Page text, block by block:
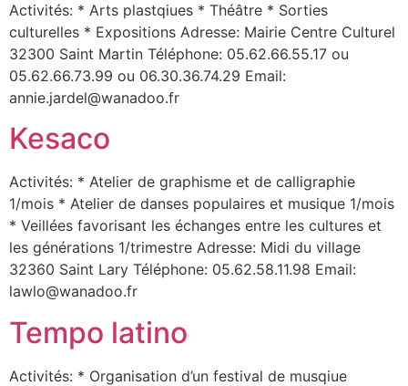
Activités: * Arts plastqiues * Théâtre * Sorties
culturelles * Expositions Adresse: Mairie Centre Culturel
32300 Saint Martin Téléphone: 05.62.66.55.17 ou
05.62.66.73.99 ou 06.30.36.74.29 Email:
annie.jardel@wanadoo.fr
Kesaco
Activités: * Atelier de graphisme et de calligraphie
1/mois * Atelier de danses populaires et musique 1/mois
* Veillées favorisant les échanges entre les cultures et
les générations 1/trimestre Adresse: Midi du village
32360 Saint Lary Téléphone: 05.62.58.11.98 Email:
lawlo@wanadoo.fr
Tempo latino
Activités: * Organisation d’un festival de musqiue